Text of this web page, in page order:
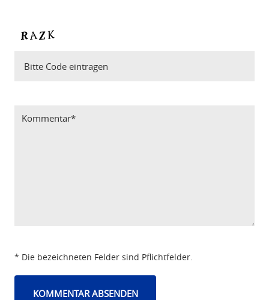
* Die bezeichneten Felder sind Pflichtfelder.